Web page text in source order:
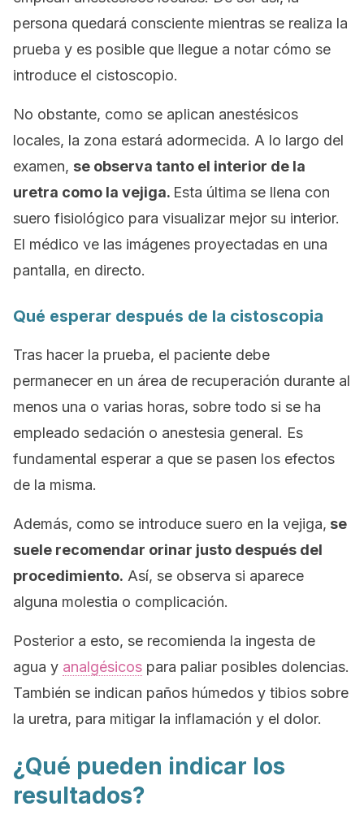
persona quedará consciente mientras se realiza la
prueba y es posible que llegue a notar cómo se
introduce el cistoscopio.
No obstante, como se aplican anestésicos
locales, la zona estará adormecida. A lo largo del
examen, se observa tanto el interior de la
uretra como la vejiga. Esta última se llena con
suero fisiológico para visualizar mejor su interior.
El médico ve las imágenes proyectadas en una
pantalla, en directo.
Qué esperar después de la cistoscopia
Tras hacer la prueba, el paciente debe
permanecer en un área de recuperación durante al
menos una o varias horas, sobre todo si se ha
empleado sedación o anestesia general. Es
fundamental esperar a que se pasen los efectos
de la misma.
Además, como se introduce suero en la vejiga, se
suele recomendar orinar justo después del
procedimiento. Así, se observa si aparece
alguna molestia o complicación.
Posterior a esto, se recomienda la ingesta de
agua y analgésicos para paliar posibles dolencias.
También se indican paños húmedos y tibios sobre
la uretra, para mitigar la inflamación y el dolor.
¿Qué pueden indicar los
resultados?